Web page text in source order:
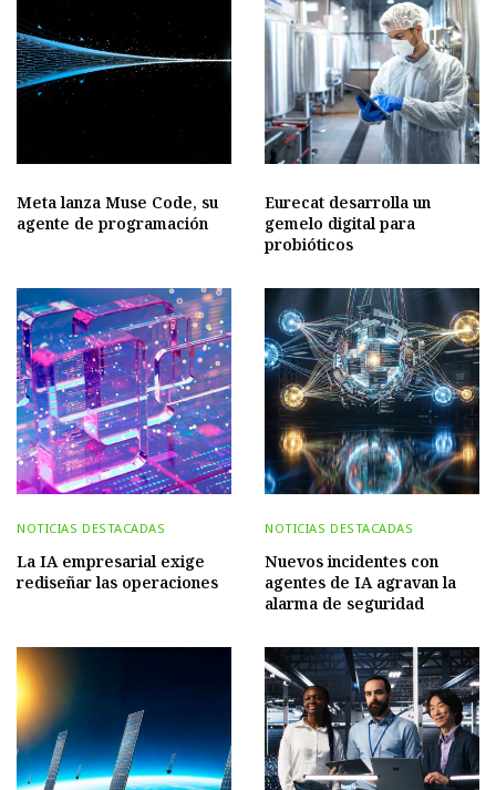
Meta lanza Muse Code, su
agente de programación
Eurecat desarrolla un
gemelo digital para
probióticos
NOTICIAS DESTACADAS
La IA empresarial exige
rediseñar las operaciones
NOTICIAS DESTACADAS
Nuevos incidentes con
agentes de IA agravan la
alarma de seguridad